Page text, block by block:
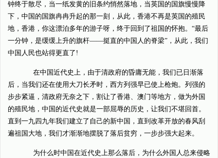
钟终于散尽，当一纸发黄的旧条约悄然落地，当英国的国旗慢慢降
下，中国的国旗冉冉升起的那一刻，从此，香港不再是英国的殖民
地，香港，你这漂泊多年的游子呀，终于回到了祖国的怀抱。“最后
一分钟，是缓缓上升的旗杆——挺直的中国人的脊梁”，从此，我们
中国人民也站得更直了!
在中国近代史上，由于清政府的昏庸无能，我们已日渐落
后，当我们还在使用大刀长矛时，西方列强早已使上枪炮。列强的
步步紧逼，清政府无奈之下，割让了香港、澳门等地方，做为外国
的殖民地，中国的近代史就是一部屈辱的历史，让我们不堪回首。
直到一九四九年我们建立了自己的新中国，直到改革开放的春风刮
遍祖国大地，我们才渐渐地摆脱了落后贫穷，一步步强大起来。
为什么时中国在近代史上那么落后，为什么外国人总来侵略